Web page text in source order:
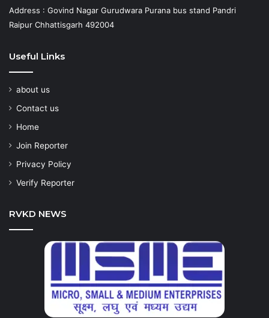
Address : Govind Nagar Gurudwara Purana bus stand Pandri
Raipur Chhattisgarh 492004
Useful Links
about us
Contact us
Home
Join Reporter
Privacy Policy
Verify Reporter
RVKD NEWS